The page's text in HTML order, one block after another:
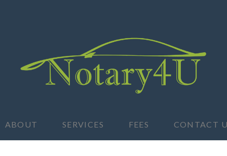
ABOUT SERVICES FEES CONTACT